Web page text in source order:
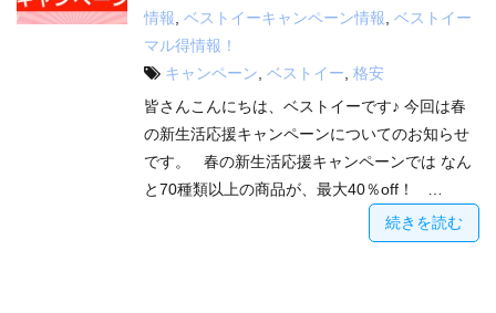
情報 ベストイーキャンペーン情報 ベストイー
マル得情報！
キャンペーン ベストイー 格安
皆さんこんにちは、ベストイーです♪ 今回は春
の新生活応援キャンペーンについてのお知らせ
です。 春の新生活応援キャンペーンでは なん
と70種類以上の商品が、最大40％off！ …
続きを読む